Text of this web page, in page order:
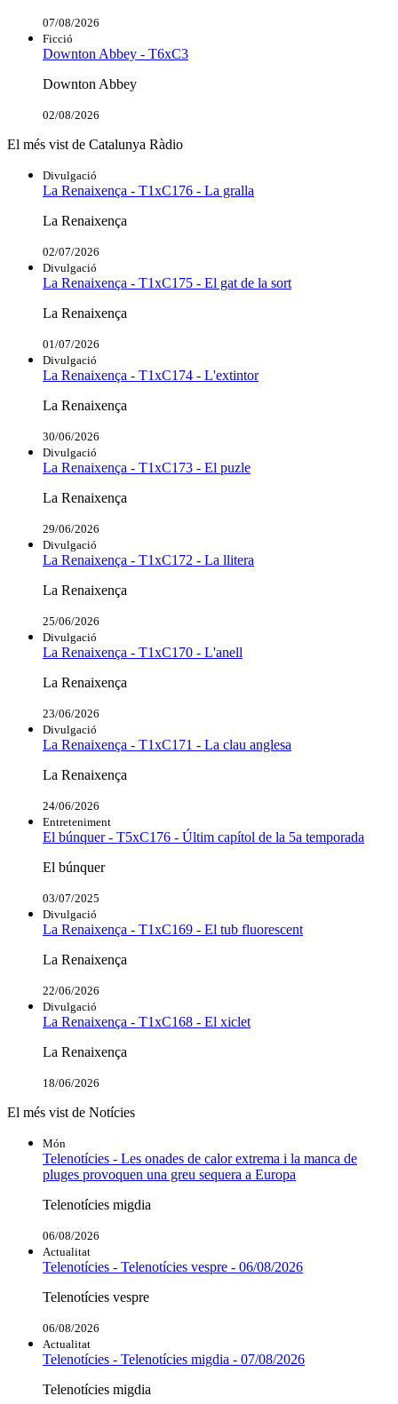
07/08/2026
Ficció
Downton Abbey - T6xC3
Downton Abbey
02/08/2026
El més vist de Catalunya Ràdio
Divulgació
La Renaixença - T1xC176 - La gralla
La Renaixença
02/07/2026
Divulgació
La Renaixença - T1xC175 - El gat de la sort
La Renaixença
01/07/2026
Divulgació
La Renaixença - T1xC174 - L'extintor
La Renaixença
30/06/2026
Divulgació
La Renaixença - T1xC173 - El puzle
La Renaixença
29/06/2026
Divulgació
La Renaixença - T1xC172 - La llitera
La Renaixença
25/06/2026
Divulgació
La Renaixença - T1xC170 - L'anell
La Renaixença
23/06/2026
Divulgació
La Renaixença - T1xC171 - La clau anglesa
La Renaixença
24/06/2026
Entreteniment
El búnquer - T5xC176 - Últim capítol de la 5a temporada
El búnquer
03/07/2025
Divulgació
La Renaixença - T1xC169 - El tub fluorescent
La Renaixença
22/06/2026
Divulgació
La Renaixença - T1xC168 - El xiclet
La Renaixença
18/06/2026
El més vist de Notícies
Món
Telenotícies - Les onades de calor extrema i la manca de
pluges provoquen una greu sequera a Europa
Telenotícies migdia
06/08/2026
Actualitat
Telenotícies - Telenotícies vespre - 06/08/2026
Telenotícies vespre
06/08/2026
Actualitat
Telenotícies - Telenotícies migdia - 07/08/2026
Telenotícies migdia